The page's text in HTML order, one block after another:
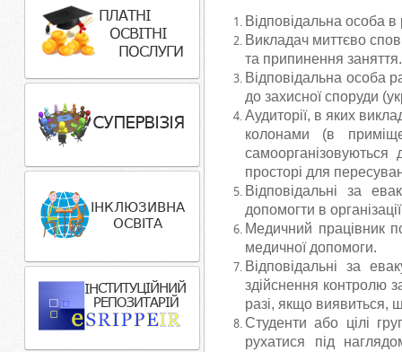
Відповідальна особа
Викладач миттєво
та припинення заняття.
Відповідальна особа
до захисної споруди
Аудиторії, в яких
колонами (в
просторі для
Відповідальні за
допомогти в
Медичний працівник
медичної допомоги.
Відповідальні за
здійснення контролю
разі, якщо виявиться,
Студенти або цілі
рухатися під